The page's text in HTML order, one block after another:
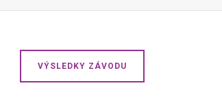
VÝSLEDKY ZÁVODU